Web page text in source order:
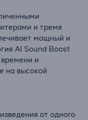
и тремя
мощный и
AI Sound Boost
и
на высокой
от одного